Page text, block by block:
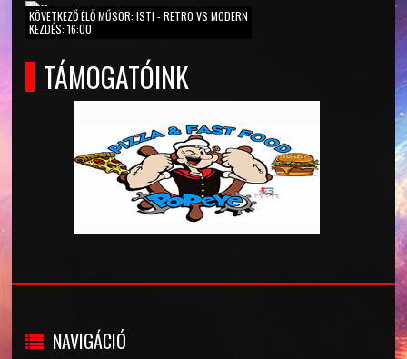
KÖVETKEZŐ ÉLŐ MŰSOR: ISTI - RETRO VS MODERN
KEZDÉS: 16:00
TÁMOGATÓINK
NAVIGÁCIÓ